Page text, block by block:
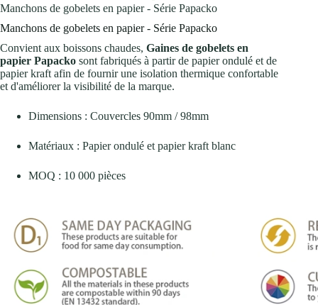
Manchons de gobelets en papier - Série Papacko
Manchons de gobelets en papier - Série Papacko
Convient aux boissons chaudes, Gaines de gobelets en
papier Papacko sont fabriqués à partir de papier ondulé et de
papier kraft afin de fournir une isolation thermique confortable
et d'améliorer la visibilité de la marque.
Dimensions : Couvercles 90mm / 98mm
Matériaux : Papier ondulé et papier kraft blanc
MOQ : 10 000 pièces